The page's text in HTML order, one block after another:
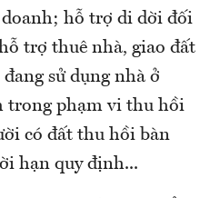
hỗ trợ di dời đối
trợ thuê nhà, giao đất
sử dụng nhà ở
trong phạm vi thu hồi
có đất thu hồi bàn
hạn quy định...